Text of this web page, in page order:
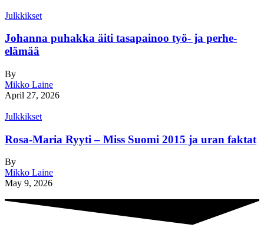
Julkkikset
Johanna puhakka äiti tasapainoo työ- ja perhe-
elämää
By
Mikko Laine
April 27, 2026
Julkkikset
Rosa-Maria Ryyti – Miss Suomi 2015 ja uran faktat
By
Mikko Laine
May 9, 2026